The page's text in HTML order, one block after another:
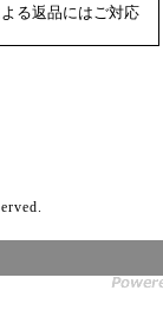
る返品にはご対応